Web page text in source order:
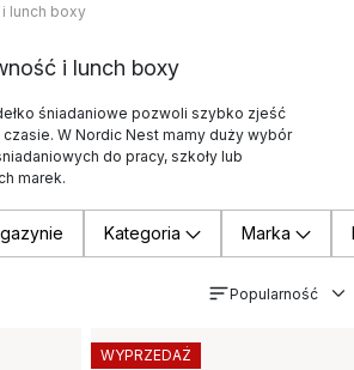
lunch boxy
i lunch boxy
śniadaniowe pozwoli szybko zjeść
W Nordic Nest mamy duży wybór
do pracy, szkoły lub
marek.
Kategoria Marka
Popularność
WYPRZEDAŻ